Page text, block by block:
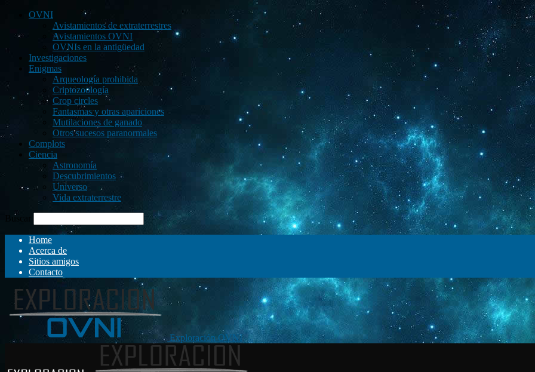
OVNI
Avistamientos de extraterrestres
Avistamientos OVNI
OVNIs en la antigüedad
Investigaciones
Enigmas
Arqueología prohibida
Criptozoología
Crop circles
Fantasmas y otras apariciones
Mutilaciones de ganado
Otros sucesos paranormales
Complots
Ciencia
Astronomía
Descubrimientos
Universo
Vida extraterrestre
Buscar
Home
Acerca de
Sitios amigos
Contacto
Exploración OVNI